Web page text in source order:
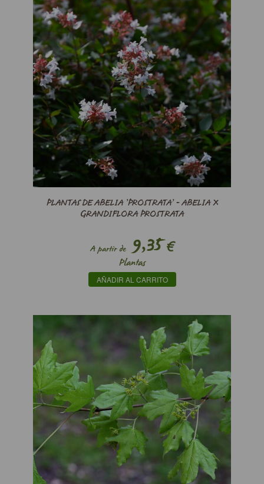
PLANTAS DE ABELIA ’PROSTRATA’ - ABELIA X
GRANDIFLORA PROSTRATA
A partir de9,35€
Plantas
AÑADIR AL CARRITO